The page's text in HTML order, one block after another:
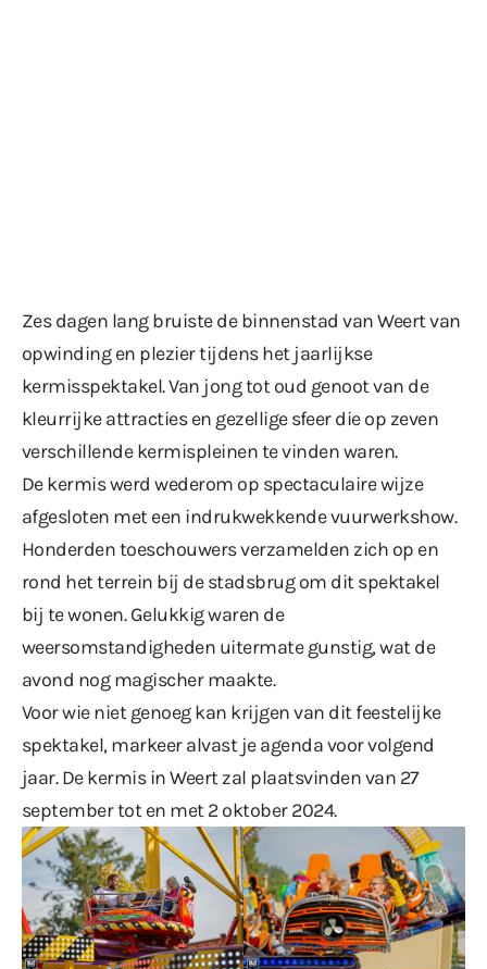
Zes dagen lang bruiste de binnenstad van Weert van
opwinding en plezier tijdens het jaarlijkse
kermisspektakel. Van jong tot oud genoot van de
kleurrijke attracties en gezellige sfeer die op zeven
verschillende kermispleinen te vinden waren.
De kermis werd wederom op spectaculaire wijze
afgesloten met een indrukwekkende vuurwerkshow.
Honderden toeschouwers verzamelden zich op en
rond het terrein bij de stadsbrug om dit spektakel
bij te wonen. Gelukkig waren de
weersomstandigheden uitermate gunstig, wat de
avond nog magischer maakte.
Voor wie niet genoeg kan krijgen van dit feestelijke
spektakel, markeer alvast je agenda voor volgend
jaar. De kermis in Weert zal plaatsvinden van 27
september tot en met 2 oktober 2024.